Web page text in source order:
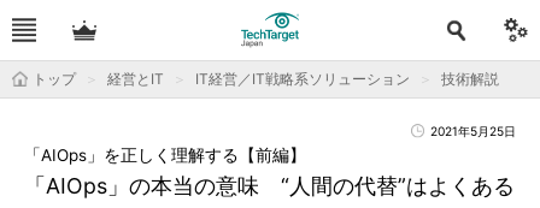
トップ 経営とIT IT経営／IT戦略系ソリューション 技術解説
2021年5月25日
「AIOps」の本当の意味 “人間の代替”はよくある
「AIOps」を正しく理解する【前編】